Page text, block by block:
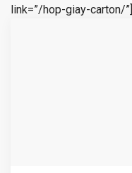
link=”/hop-giay-carton/”]